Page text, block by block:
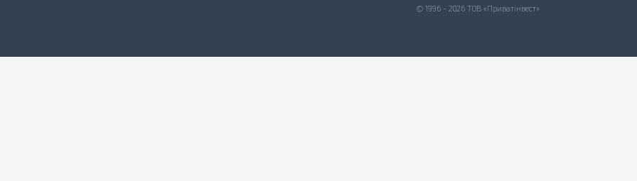
© 1996 - 2026 ТОВ «Приватінвест»